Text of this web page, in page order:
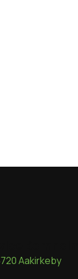
Aakirkeby